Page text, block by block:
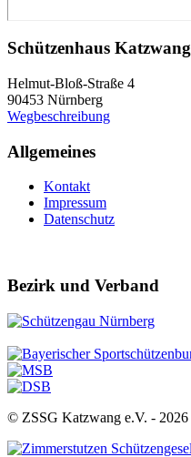
Schützenhaus Katzwang
Helmut-Bloß-Straße 4
90453 Nürnberg
Wegbeschreibung
Allgemeines
Kontakt
Impressum
Datenschutz
Bezirk und Verband
© ZSSG Katzwang e.V. - 2026